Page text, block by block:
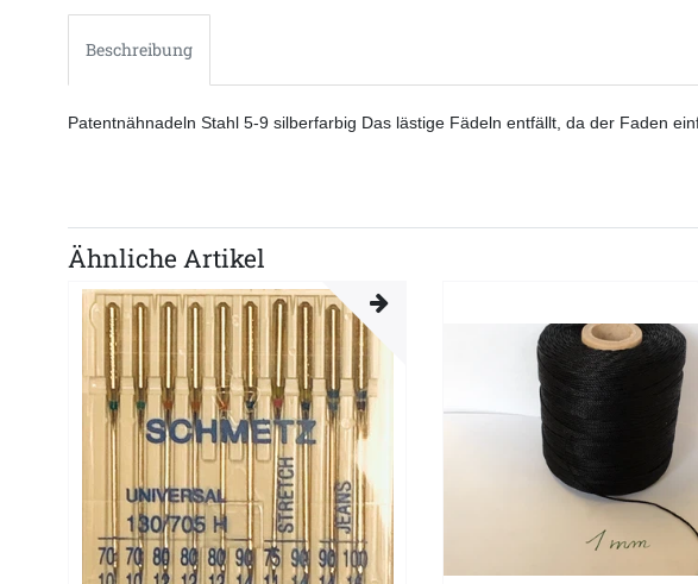
Beschreibung
Patentnähnadeln Stahl 5-9 silberfarbig Das lästige Fädeln entfällt, da der Faden
Ähnliche Artikel